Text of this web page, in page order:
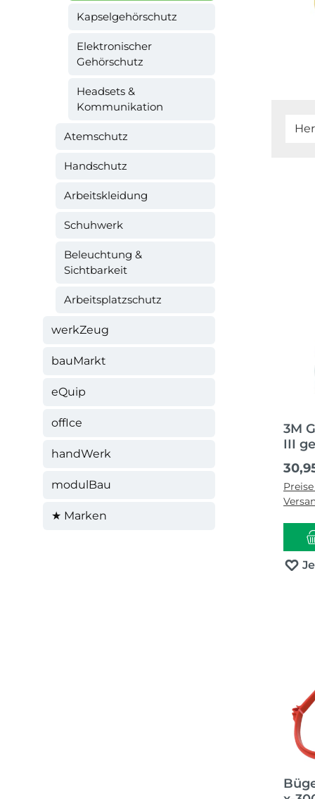
Kapselgehörschutz
Elektronischer
Gehörschutz
Headsets &
Kommunikation
Atemschutz
Handschutz
Arbeitskleidung
Schuhwerk
Beleuchtung &
Sichtbarkeit
Arbeitsplatzschutz
werkZeug
bauMarkt
eQuip
offIce
handWerk
modulBau
★ Marken
3M
III